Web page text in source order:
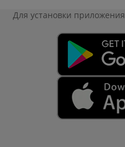
Для установки приложения